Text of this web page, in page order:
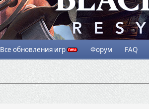
Все обновления игр Форум FAQ